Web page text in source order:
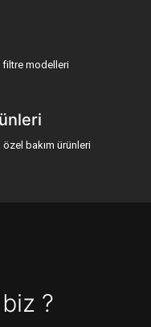
filtre modelleri
bakım ürünleri
?